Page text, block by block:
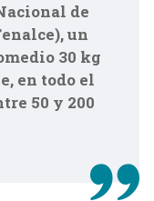
de
un
30 kg
en todo el
50 y 200